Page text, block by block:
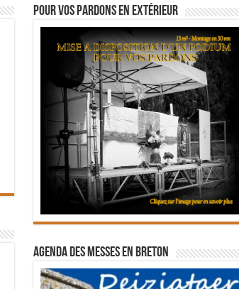
Pour vos pardons en extérieur
Agenda des messes en breton